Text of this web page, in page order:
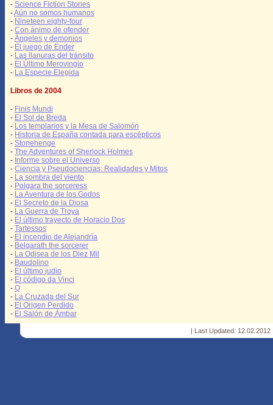
- Science Fiction Stories
-Aún no somos humanos
- Nineteen eighty-four
- Con ánimo de ofender
- Ángeles y demonios
- El juego de Ender
- Las llanuras del tránsito
- El Último Merovingio
- La Especie Elegida
Libros de 2004
- Finis Mundi
- El Sol de Breda
- Los templarios y la Mesa de Salomón
- Historia de España contada para escépticos
- Stonehenge
- The Adventures of Sherlock Holmes
- Informe sobre el Universo
- Ciencia y Pseudociencias: Realidades y Mitos
- La sombra del viento
- Polgara the sorceress
- La Aventura de los Godos
- El Secreto de la Diosa
- La Guerra de Troya
- El último trayecto de Horacio Dos
- Tartessos
- El incendio de Alejandría
- Belgarath the sorcerer
- La Odisea de los Diez Mil
- Baudolino
- El último judio
- El código da Vinci
- Q
- La Cruzada del Sur
- El Origen Perdido
- El Salón de Ámbar
| Last Updated: